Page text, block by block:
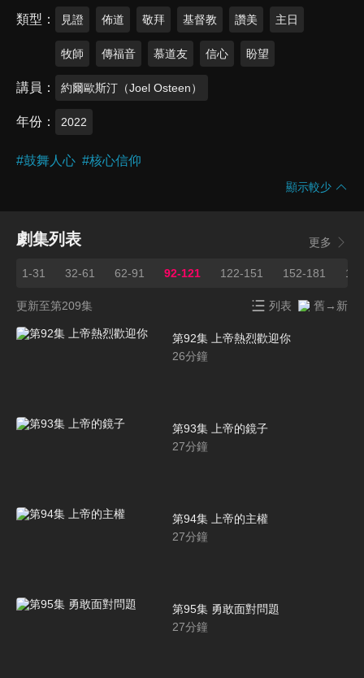
類型 見證 佈道 敬拜 基督教 讚美 主日
牧師 傳福音 慕道友 信心 盼望
講員 約爾歐斯汀（Joel Osteen）
年份 2022
#鼓舞人心 #核心信仰
顯示較少
劇集列表 更多
1-31 32-61 62-91 92-121 122-151 152-181
更新至第209集 列表 舊→新
第92集 上帝熱烈歡迎你
26分鐘
第93集 上帝的鏡子
27分鐘
第94集 上帝的主權
27分鐘
第95集 勇敢面對問題
27分鐘